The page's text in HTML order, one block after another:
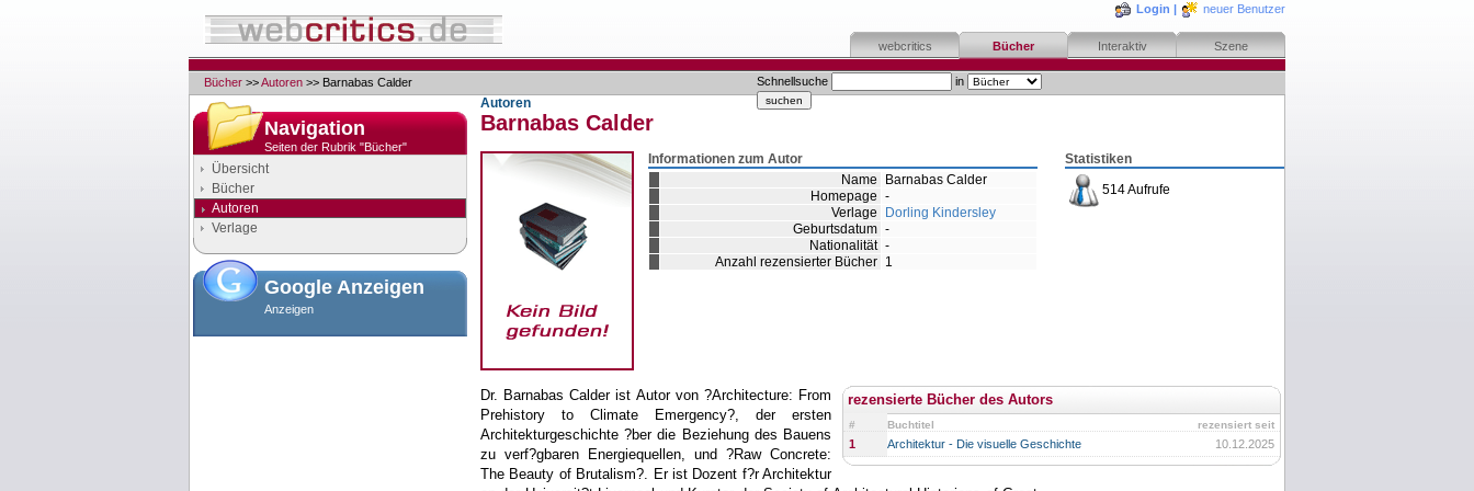
Login | neuer Benutzer
webcritics Bücher Interaktiv Szene
Schnellsuche in
Bücher >>Autoren >> Barnabas Calder
Navigation
Seiten der Rubrik "Bücher"
Übersicht
Bücher
Autoren
Verlage
Google Anzeigen
Anzeigen
Autoren
Barnabas Calder
Statistiken
514 Aufrufe
Informationen zum Autor
Name
Barnabas Calder
Homepage -
Verlage
Dorling Kindersley
Geburtsdatum -
Nationalität -
Anzahl rezensierter Bücher 1
rezensierte Bücher des Autors
# rezensiert seit
Buchtitel
1 10.12.2025
Architektur - Die visuelle Geschichte
Dr. Barnabas Calder ist Autor von ?Architecture: From
Prehistory to Climate Emergency?, der ersten
Architekturgeschichte ?ber die Beziehung des Bauens
zu verf?gbaren Energiequellen, und ?Raw Concrete:
The Beauty of Brutalism?. Er ist Dozent f?r Architektur